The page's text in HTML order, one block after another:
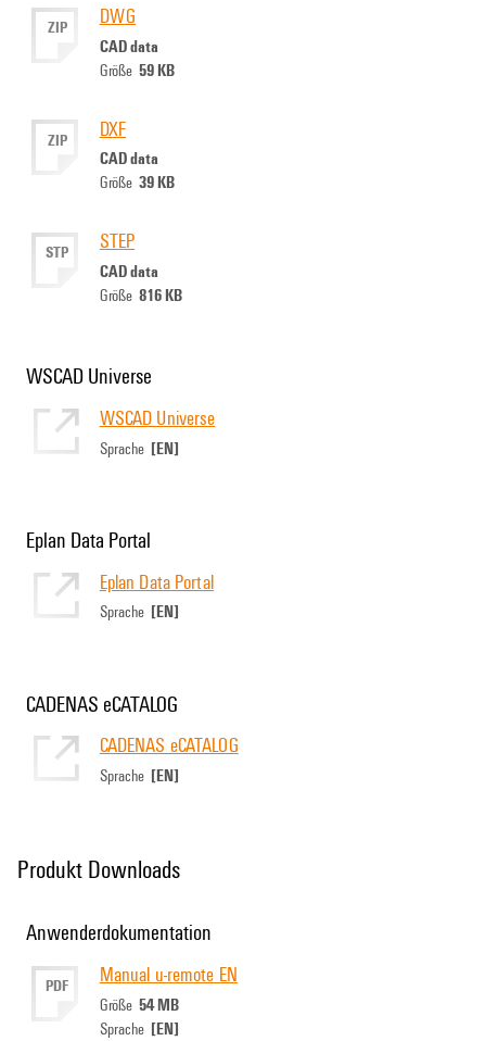
ZIP DWG
CAD data
Größe 59 KB
ZIP DXF
CAD data
Größe 39 KB
STP STEP
CAD data
Größe 816 KB
WSCAD Universe
WSCAD Universe
Sprache [EN]
Eplan Data Portal
Eplan Data Portal
Sprache [EN]
CADENAS eCATALOG
CADENAS eCATALOG
Sprache [EN]
Produkt Downloads
Anwenderdokumentation
PDF Manual u-remote EN
Größe 54 MB
Sprache [EN]